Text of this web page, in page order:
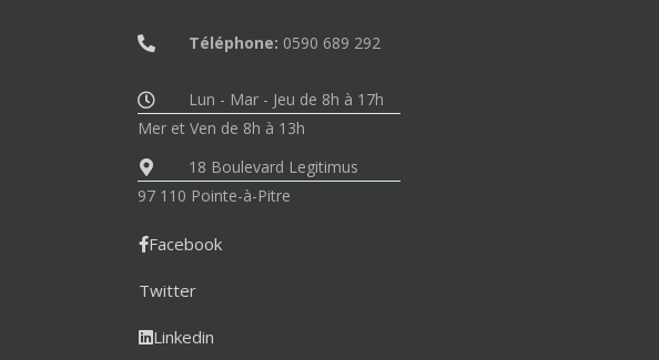
Téléphone: 0590 689 292
Lun - Mar - Jeu de 8h à 17h
Mer et Ven de 8h à 13h
18 Boulevard Legitimus
97 110 Pointe-à-Pitre
Facebook
Twitter
Linkedin